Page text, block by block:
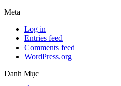
Meta
Log in
Entries feed
Comments feed
WordPress.org
Danh Mục